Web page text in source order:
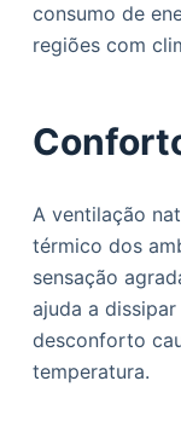
consumo de
regiões com
A ventilação
térmico dos
sensação
ajuda a
desconforto
temperatura.